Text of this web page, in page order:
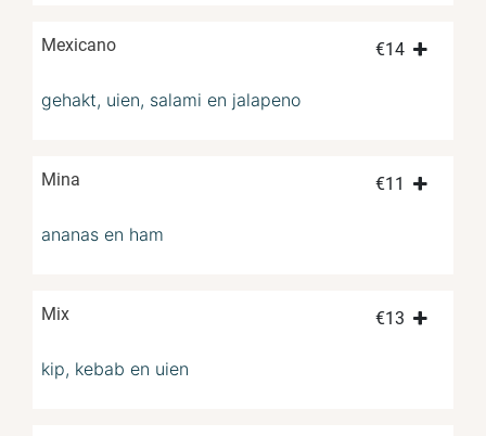
Mexicano €14
gehakt, uien, salami en jalapeno
Mina €11
ananas en ham
Mix €13
kip, kebab en uien